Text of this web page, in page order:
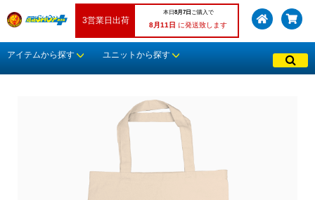
3営業日出荷
本日 8月7日 ご購入で
8月11日 に発送致します
アイテムから探す ユニットから探す